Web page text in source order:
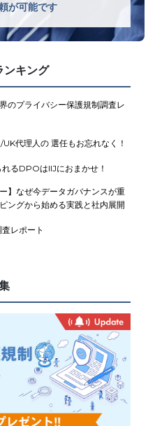
が可能です
ンキング
のプライバシー保護規制調査レ
代理人の 選任もお忘れなく！
るDPOはIIJにおまかせ！
】なぜ今データガバナンスが重
ングから始める実践と社内展開
レポート